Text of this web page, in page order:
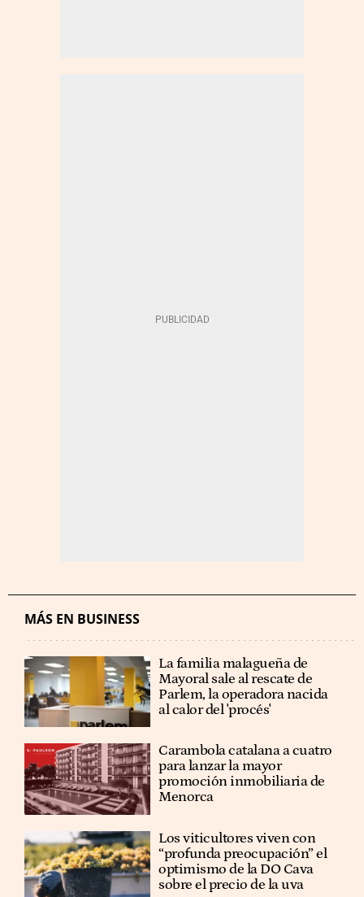
MÁS EN BUSINESS
La familia malagueña de
Mayoral sale al rescate de
Parlem, la operadora nacida
al calor del 'procés'
Carambola catalana a cuatro
para lanzar la mayor
promoción inmobiliaria de
Menorca
Los viticultores viven con
“profunda preocupación” el
optimismo de la DO Cava
sobre el precio de la uva